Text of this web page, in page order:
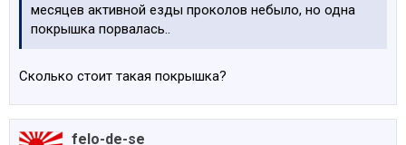
месяцев активной езды проколов небыло, но одна
покрышка порвалась..
Сколько стоит такая покрышка?
felo-de-se